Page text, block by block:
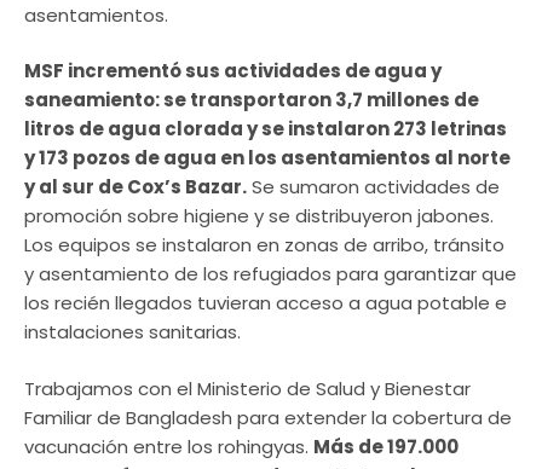
asentamientos.
MSF incrementó sus actividades de agua y
saneamiento: se transportaron 3,7 millones de
litros de agua clorada y se instalaron 273 letrinas
y 173 pozos de agua en los asentamientos al norte
y al sur de Cox’s Bazar.Se sumaron actividades de
promoción sobre higiene y se distribuyeron jabones.
Los equipos se instalaron en zonas de arribo, tránsito
y asentamiento de los refugiados para garantizar que
los recién llegados tuvieran acceso a agua potable e
instalaciones sanitarias.
Trabajamos con el Ministerio de Salud y Bienestar
Familiar de Bangladesh para extender la cobertura de
vacunación entre los rohingyas. Más de 197.000